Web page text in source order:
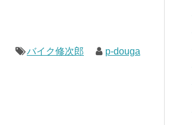
バイク修次郎 p-douga